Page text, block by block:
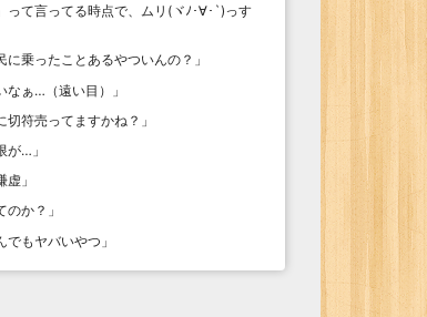
って言ってる時点で、ムリ(ヾﾉ･∀･`)っす
に乗ったことあるやついんの？ 」
なぁ…（遠い目）
」
切符売ってますかね？ 」
が… 」
虚 」
のか？ 」
でもヤバいやつ 」